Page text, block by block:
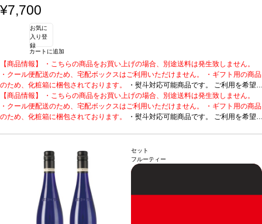
¥7,700
お気に
入り登
録
カートに追加
【商品情報】 ・こちらの商品をお買い上げの場合、別途送料は発生致しません。
・クール便配送のため、宅配ボックスはご利用いただけません。 ・ギフト用の商品
のため、化粧箱に梱包されております。
・熨斗対応可能商品です。 ご利用を希望
される場合、ご注文時コメント欄に熨斗をご希望の旨と「結び・上部表書き内容・
下部のお名入れ内容」の3つをご入力ください。無地熨斗の場合は、結びをご指定
のうえ「無地熨斗」とご記載ください。 ※熨斗をご希望の場合、作成作業のため最
ください。 ・下記ワインが1本ずつ含まれています。
赤をセットに。1. トソ スパークリング ブリュット アルゼンチン、メンドーサ /
受賞歴
サクラアワード2020 シルバー、ジェームス・サックリン
グ 90ポイント、シャルドネ・ドュ・モンド2019 シルバー、デキャンター2020
ブロンズ、IWSC2019 ブロンズ！
ルゼンチン、メンドーサ / 赤 / 辛口
【商品情報】 ・こちらの商品をお買い上げの場合、別途送料は発生致しません。
・クール便配送のため、宅配ボックスはご利用いただけません。 ・ギフト用の商品
のため、化粧箱に梱包されております。
・熨斗対応可能商品です。 ご利用を希望
のうえ「無地熨斗」とご記載ください。 ※熨斗をご希望の場合、作成作業のため最
短日出荷はお承り致しかねます。 必ず最短日から+1日後より配送指定日をご選択
ください。 もし最短日を選択された場合は、指定日翌日の配送となります。ご了承
ください。 ・下記ワインが1本ずつ含まれています。
赤をセットに。
1. トソ スパークリング ブリュット
白・泡 / 辛口 受賞歴
サクラアワード2020 シルバー、ジェームス・サックリン
グ 90ポイント、シャルドネ・ドュ・モンド2019 シルバー、デキャンター2020
ブロンズ、IWSC2019 ブロンズ！
セット
フルーティー